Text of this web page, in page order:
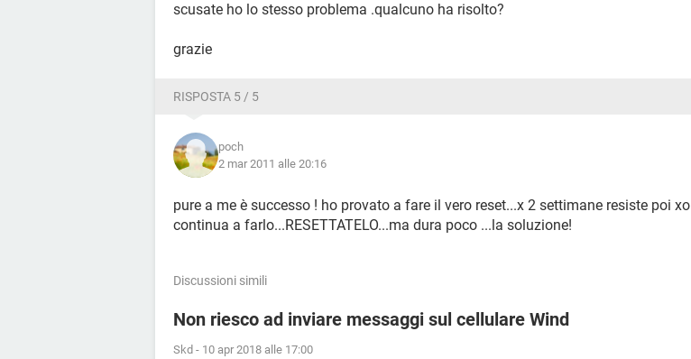
scusate ho lo stesso problema .qualcuno ha risolto?
grazie
RISPOSTA 5 / 5
poch
2 mar 2011 alle 20:16
pure a me è successo ! ho provato a fare il vero reset...x 2 settimane resiste poi xo
continua a farlo...RESETTATELO...ma dura poco ...la soluzione!
Discussioni simili
Non riesco ad inviare messaggi sul cellulare Wind
Skd - 10 apr 2018 alle 17:00